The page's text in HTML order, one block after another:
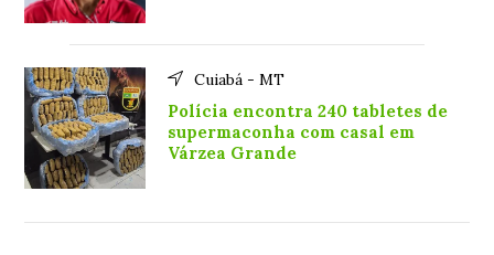
Cuiabá - MT
Polícia encontra 240 tabletes de
supermaconha com casal em
Várzea Grande